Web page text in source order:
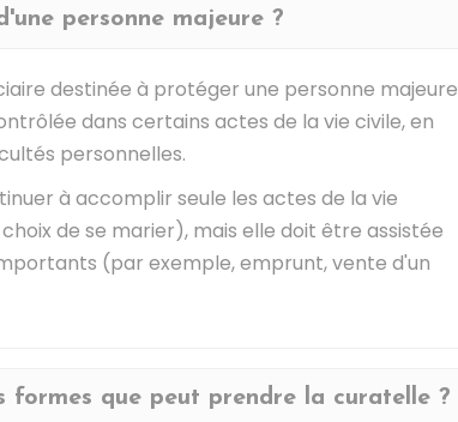
personne majeure ?
destinée à protéger une personne majeure
dans certains actes de la vie civile, en
personnelles.
à accomplir seule les actes de la vie
de se marier), mais elle doit être assistée
(par exemple, emprunt, vente d'un
formes que peut prendre la curatelle ?